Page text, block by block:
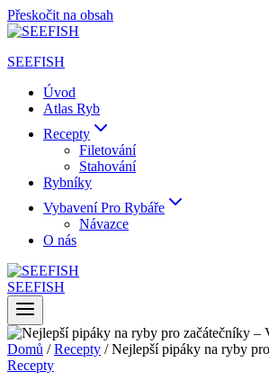
Přeskočit na obsah
SEEFISH
Úvod
Atlas Ryb
Recepty
Filetování
Stahování
Rybníky
Vybavení Pro Rybáře
Návazce
O nás
SEEFISH
Domů / Recepty / Nejlepší pipáky na ryby
Recepty